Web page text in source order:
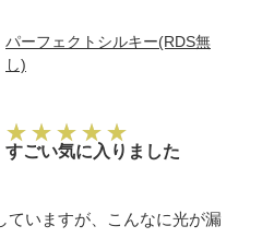
パーフェクトシルキー(RDS無
し)
すごい気に入りました
ていますが、こんなに光が漏